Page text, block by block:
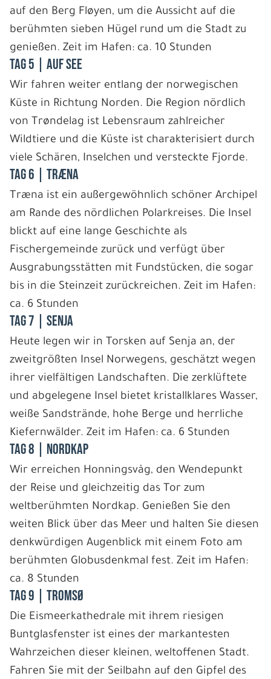
auf den Berg Fløyen, um die Aussicht auf die
berühmten sieben Hügel rund um die Stadt zu
genießen. Zeit im Hafen: ca. 10 Stunden
Tag 5 | Auf See
Wir fahren weiter entlang der norwegischen
Küste in Richtung Norden. Die Region nördlich
von Trøndelag ist Lebensraum zahlreicher
Wildtiere und die Küste ist charakterisiert durch
viele Schären, Inselchen und versteckte Fjorde.
Tag 6 | Træna
Træna ist ein außergewöhnlich schöner Archipel
am Rande des nördlichen Polarkreises. Die Insel
blickt auf eine lange Geschichte als
Fischergemeinde zurück und verfügt über
Ausgrabungsstätten mit Fundstücken, die sogar
bis in die Steinzeit zurückreichen. Zeit im Hafen:
ca. 6 Stunden
Tag 7 | Senja
Heute legen wir in Torsken auf Senja an, der
zweitgrößten Insel Norwegens, geschätzt wegen
ihrer vielfältigen Landschaften. Die zerklüftete
und abgelegene Insel bietet kristallklares Wasser,
weiße Sandstrände, hohe Berge und herrliche
Kiefernwälder. Zeit im Hafen: ca. 6 Stunden
Tag 8 | Nordkap
Wir erreichen Honningsvåg, den Wendepunkt
der Reise und gleichzeitig das Tor zum
weltberühmten Nordkap. Genießen Sie den
weiten Blick über das Meer und halten Sie diesen
denkwürdigen Augenblick mit einem Foto am
berühmten Globusdenkmal fest. Zeit im Hafen:
ca. 8 Stunden
Tag 9 | Tromsø
Die Eismeerkathedrale mit ihrem riesigen
Buntglasfenster ist eines der markantesten
Wahrzeichen dieser kleinen, weltoffenen Stadt.
Fahren Sie mit der Seilbahn auf den Gipfel des